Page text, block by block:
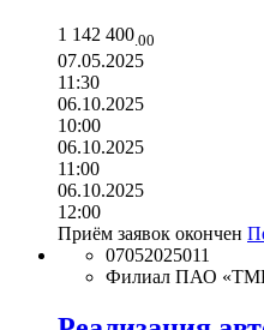
1 142 400 .00
07.05.2025
11:30
06.10.2025
10:00
06.10.2025
11:00
06.10.2025
12:00
Приём заявок окончен
07052025011
Филиал ПАО